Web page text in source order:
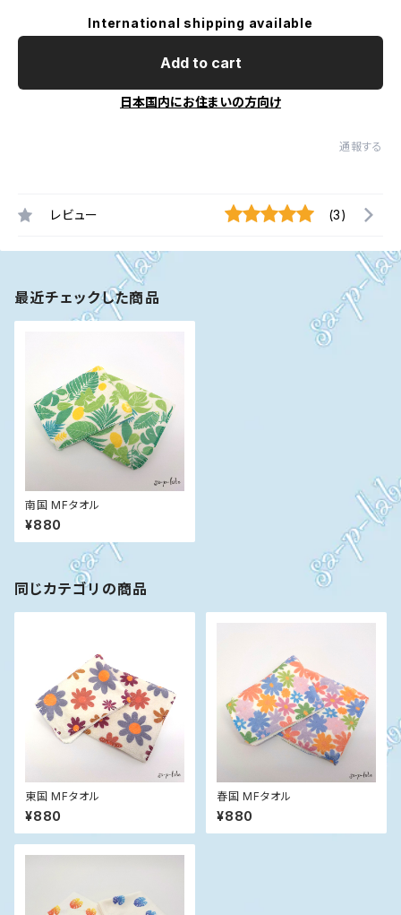
International shipping available
Add to cart
日本国内にお住まいの方向け
通報する
レビュー (3)
最近チェックした商品
南国 MFタオル
¥880
同じカテゴリの商品
東国 MFタオル
¥880
春国 MFタオル
¥880